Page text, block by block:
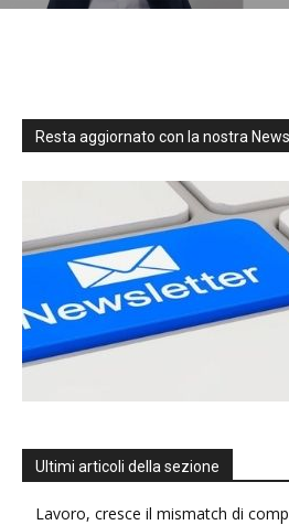
Resta aggiornato con la nostra
Ultimi articoli della sezione
Lavoro, cresce il mismatch di